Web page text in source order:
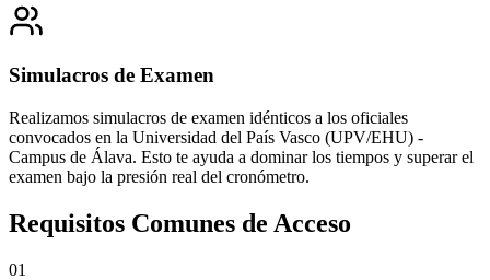
Simulacros de Examen
Realizamos simulacros de examen idénticos a los oficiales
convocados en la Universidad del País Vasco (UPV/EHU) -
Campus de Álava. Esto te ayuda a dominar los tiempos y superar el
examen bajo la presión real del cronómetro.
Requisitos Comunes de Acceso
01